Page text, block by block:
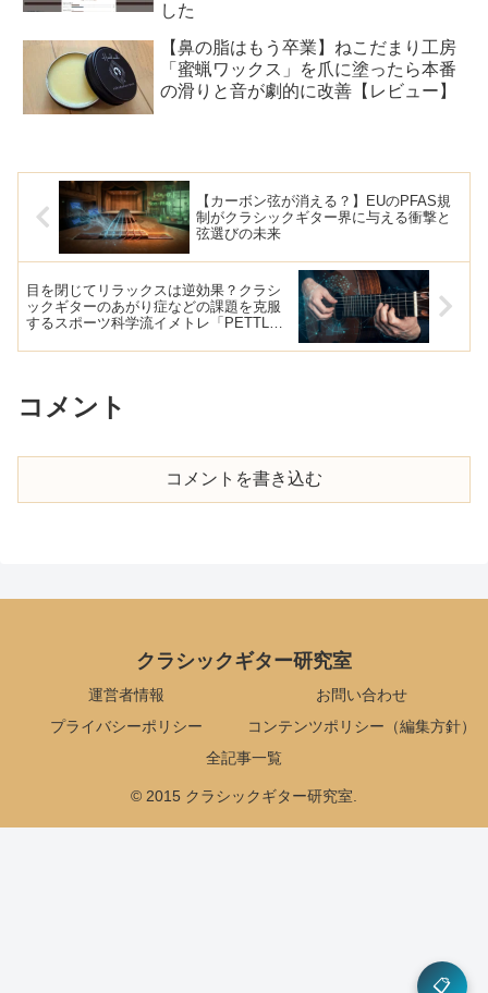
した
【鼻の脂はもう卒業】ねこだまり工房
「蜜蝋ワックス」を爪に塗ったら本番
の滑りと音が劇的に改善【レビュー】
【カーボン弦が消える？】EUのPFAS規
制がクラシックギター界に与える衝撃と
弦選びの未来
目を閉じてリラックスは逆効果？クラシ
ックギターのあがり症などの課題を克服
するスポーツ科学流イメトレ「PETTLEP
コメント
コメントを書き込む
クラシックギター研究室
運営者情報
お問い合わせ
プライバシーポリシー
コンテンツポリシー（編集方針）
全記事一覧
© 2015 クラシックギター研究室.
📋